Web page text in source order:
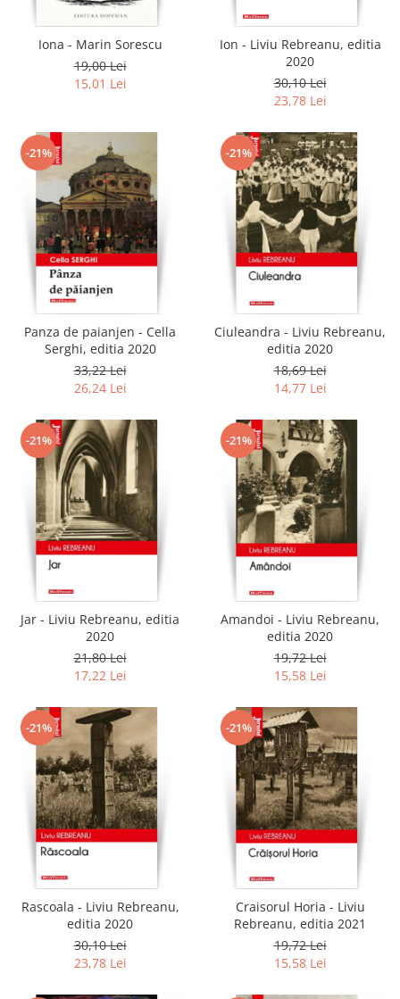
Iona - Marin Sorescu
19,00 Lei
15,01 Lei
Ion - Liviu Rebreanu, editia
2020
30,10 Lei
23,78 Lei
-21%
Panza de paianjen - Cella
Serghi, editia 2020
33,22 Lei
26,24 Lei
-21%
Ciuleandra - Liviu Rebreanu,
editia 2020
18,69 Lei
14,77 Lei
-21%
Jar - Liviu Rebreanu, editia
2020
21,80 Lei
17,22 Lei
-21%
Amandoi - Liviu Rebreanu,
editia 2020
19,72 Lei
15,58 Lei
-21%
Rascoala - Liviu Rebreanu,
editia 2020
30,10 Lei
23,78 Lei
-21%
Craisorul Horia - Liviu
Rebreanu, editia 2021
19,72 Lei
15,58 Lei